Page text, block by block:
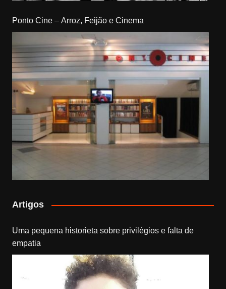
Ponto Cine – Arroz, Feijão e Cinema
Artigos
Uma pequena historieta sobre privilégios e falta de
empatia